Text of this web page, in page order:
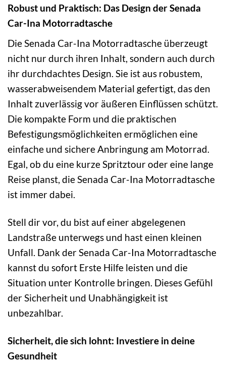
Robust und Praktisch: Das Design der Senada
Car-Ina Motorradtasche
Die Senada Car-Ina Motorradtasche überzeugt
nicht nur durch ihren Inhalt, sondern auch durch
ihr durchdachtes Design. Sie ist aus robustem,
wasserabweisendem Material gefertigt, das den
Inhalt zuverlässig vor äußeren Einflüssen schützt.
Die kompakte Form und die praktischen
Befestigungsmöglichkeiten ermöglichen eine
einfache und sichere Anbringung am Motorrad.
Egal, ob du eine kurze Spritztour oder eine lange
Reise planst, die Senada Car-Ina Motorradtasche
ist immer dabei.
Stell dir vor, du bist auf einer abgelegenen
Landstraße unterwegs und hast einen kleinen
Unfall. Dank der Senada Car-Ina Motorradtasche
kannst du sofort Erste Hilfe leisten und die
Situation unter Kontrolle bringen. Dieses Gefühl
der Sicherheit und Unabhängigkeit ist
unbezahlbar.
Sicherheit, die sich lohnt: Investiere in deine
Gesundheit